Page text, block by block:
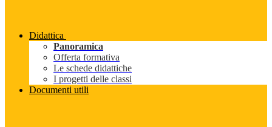
Didattica
Panoramica
Offerta formativa
Le schede didattiche
I progetti delle classi
Documenti utili